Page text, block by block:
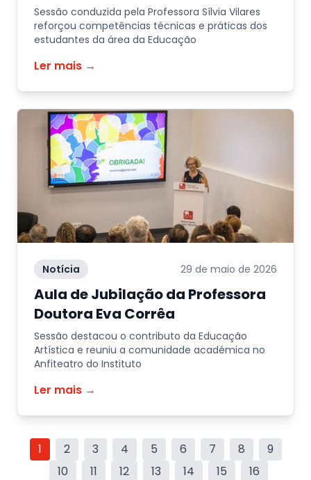
Sessão conduzida pela Professora Sílvia Vilares
reforçou competências técnicas e práticas dos
estudantes da área da Educação
Ler mais →
Notícia 29 de maio de 2026
Aula de Jubilação da Professora
Doutora Eva Corrêa
Sessão destacou o contributo da Educação
Artística e reuniu a comunidade académica no
Anfiteatro do Instituto
Ler mais →
1 2 3 4 5 6 7 8
9
10
11 12 13 14 15 16